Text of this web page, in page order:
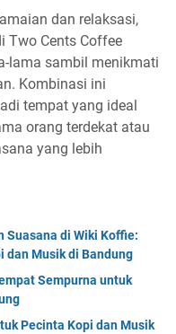
dan relaksasi,
Two Cents Coffee
lama sambil menikmati
Kombinasi ini
tempat yang ideal
orang terdekat atau
yang lebih
Suasana di Wiki Koffie:
dan Musik di Bandung
Sempurna untuk
Pecinta Kopi dan Musik